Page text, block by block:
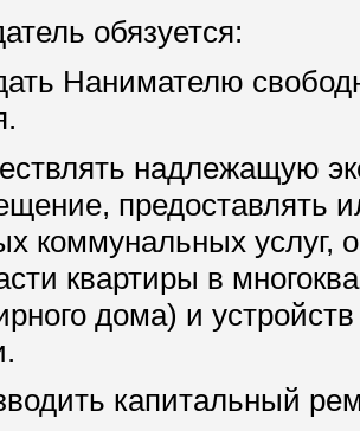
обязуется:
Нанимателю
надлежащую
предоставлять
коммунальных услуг,
квартиры в
дома) и
капитальный